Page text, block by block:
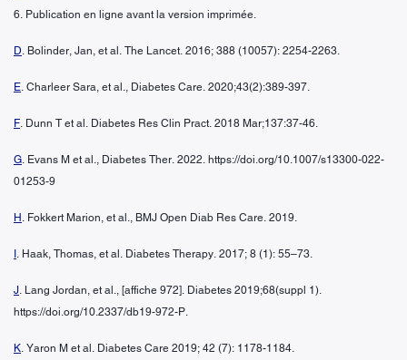
6. Publication en ligne avant la version imprimée.
D. Bolinder, Jan, et al. The Lancet. 2016; 388 (10057): 2254-2263.
E. Charleer Sara, et al., Diabetes Care. 2020;43(2):389-397.
F. Dunn T et al. Diabetes Res Clin Pract. 2018 Mar;137:37-46.
G. Evans M et al., Diabetes Ther. 2022. https://doi.org/10.1007/s13300-022-
01253-9
H . Fokkert Marion, et al., BMJ Open Diab Res Care. 2019.
. Haak, Thomas, et al. Diabetes Therapy. 2017; 8 (1): 55–73.
J. Lang Jordan, et al., [affiche 972]. Diabetes 2019;68(suppl 1).
https://doi.org/10.2337/db19-972-P.
K. Yaron M et al. Diabetes Care 2019; 42 (7): 1178-1184.